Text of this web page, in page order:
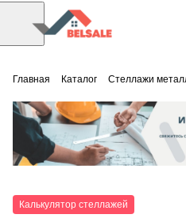
Главная Каталог Стеллажи
Калькулятор стеллажей